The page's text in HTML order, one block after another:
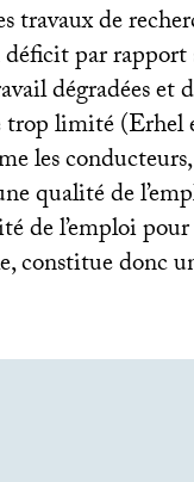
travaux de
déficit par
dégradées et
trop limité (Erhel
les
qualité de
de l’emploi
constitue donc